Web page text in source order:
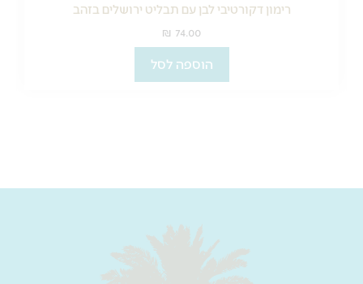
רימון דקורטיבי לבן עם תבליט ירושלים בזהב
₪ 74.00
הוספה לסל